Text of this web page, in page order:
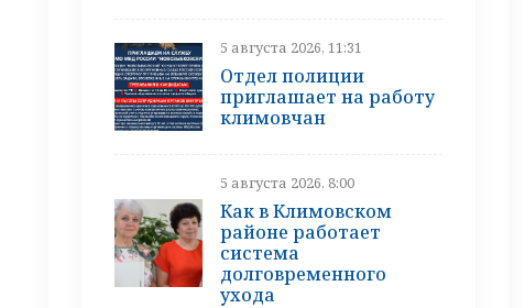
5 августа 2026, 11:31
Отдел полиции
приглашает на работу
климовчан
5 августа 2026, 8:00
Как в Климовском
районе работает
система
долговременного
ухода